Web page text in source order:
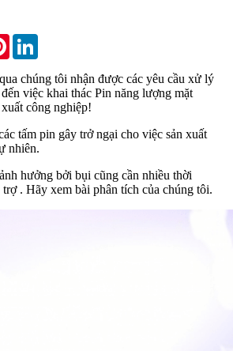
Pinterest
chúng tôi nhận được các yêu cầu xử lý
việc khai thác Pin năng lượng mặt
công nghiệp!
tấm pin gây trở ngại cho việc sản xuất
nhiên.
hưởng bởi bụi cũng cần nhiều thời
. Hãy xem bài phân tích của chúng tôi.